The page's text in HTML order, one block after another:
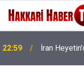
22:53
İran